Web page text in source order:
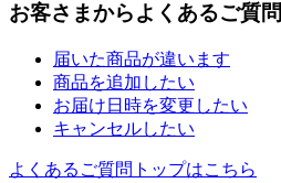
お客さまからよくあるご質問
届いた商品が違います
商品を追加したい
お届け日時を変更したい
キャンセルしたい
よくあるご質問トップはこちら